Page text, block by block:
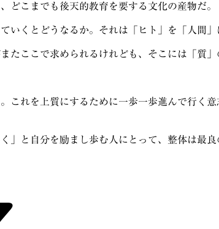
どこまでも後天的教育を要する文化の産物だ。
いくとどうなるか。それは「ヒト」を「人間」
たここで求められるけれども、そこには「質」
これを上質にするために一歩一歩進んで行く
」と自分を励まし歩む人にとって、整体は最良